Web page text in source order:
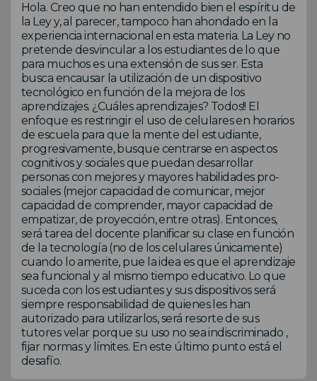
Hola. Creo que no han entendido bien el espíritu de
la Ley y, al parecer, tampoco han ahondado en la
experiencia internacional en esta materia. La Ley no
pretende desvincular a los estudiantes de lo que
para muchos es una extensión de sus ser. Esta
busca encausar la utilización de un dispositivo
tecnológico en función de la mejora de los
aprendizajes. ¿Cuáles aprendizajes? Todos!! El
enfoque es restringir el uso de celulares en horarios
de escuela para que la mente del estudiante,
progresivamente, busque centrarse en aspectos
cognitivos y sociales que puedan desarrollar
personas con mejores y mayores habilidades pro-
sociales (mejor capacidad de comunicar, mejor
capacidad de comprender, mayor capacidad de
empatizar, de proyección, entre otras). Entonces,
será tarea del docente planificar su clase en función
de la tecnología (no de los celulares únicamente)
cuando lo amerite, pue la idea es que el aprendizaje
sea funcional y al mismo tiempo educativo. Lo que
suceda con los estudiantes y sus dispositivos será
siempre responsabilidad de quienes les han
autorizado para utilizarlos, será resorte de sus
tutores velar porque su uso no sea indiscriminado ,
fijar normas y límites. En este último punto está el
desafío.